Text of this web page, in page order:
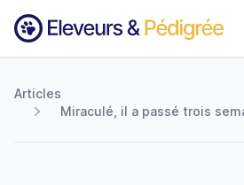
Articles
Miraculé, il a passé trois